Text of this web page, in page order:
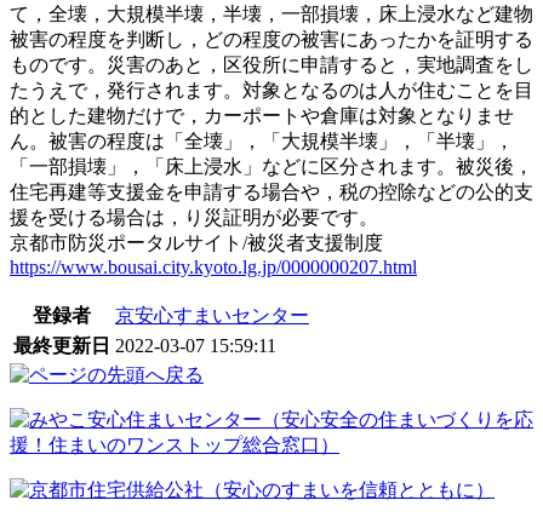
て，全壊，大規模半壊，半壊，一部損壊，床上浸水など建物
被害の程度を判断し，どの程度の被害にあったかを証明する
ものです。災害のあと，区役所に申請すると，実地調査をし
たうえで，発行されます。対象となるのは人が住むことを目
的とした建物だけで，カーポートや倉庫は対象となりませ
ん。被害の程度は「全壊」，「大規模半壊」，「半壊」，
「一部損壊」，「床上浸水」などに区分されます。被災後，
住宅再建等支援金を申請する場合や，税の控除などの公的支
援を受ける場合は，り災証明が必要です。
京都市防災ポータルサイト/被災者支援制度
https://www.bousai.city.kyoto.lg.jp/0000000207.html
登録者
京安心すまいセンター
最終更新日 2022-03-07 15:59:11